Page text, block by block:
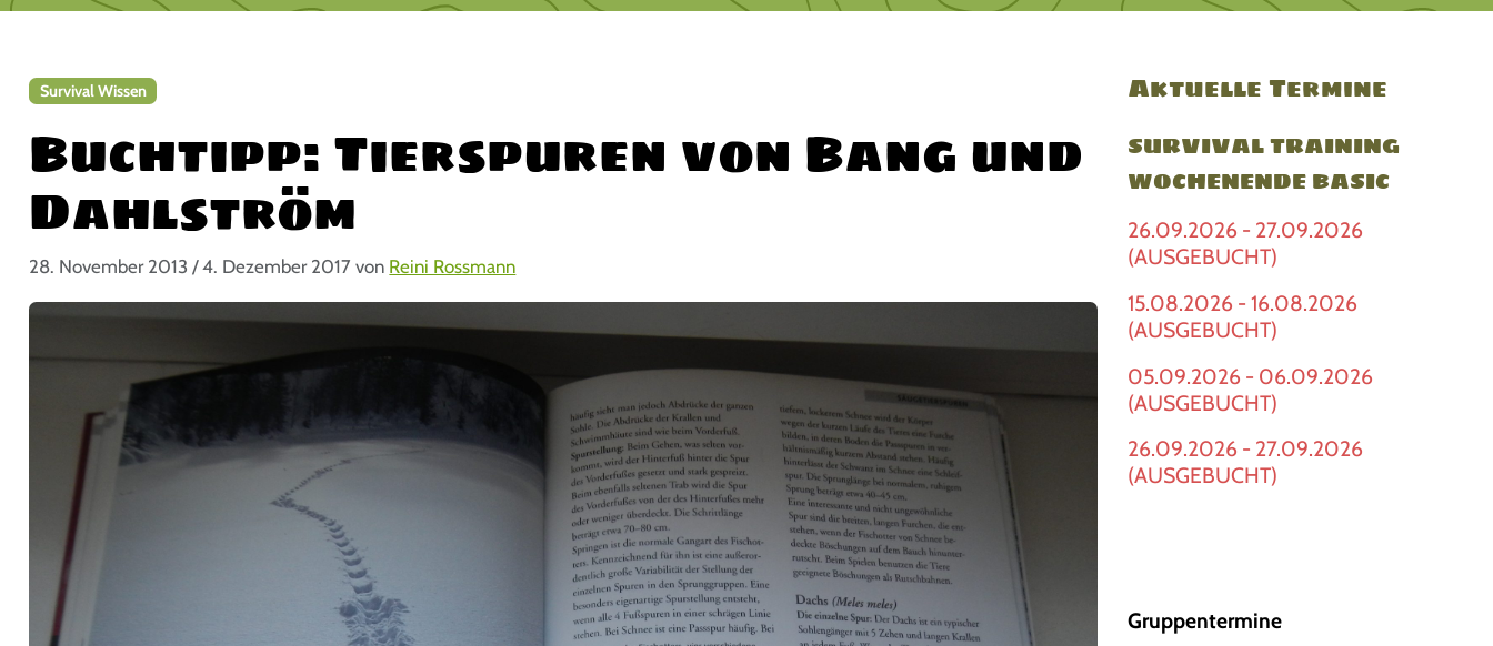
Survival Wissen
Buchtipp: Tierspuren von Bang und
Dahlström
28. November 2013 / 4. Dezember 2017 von Reini Rossmann
Aktuelle Termine
SURVIVAL TRAINING
WOCHENENDE BASIC
26.09.2026 - 27.09.2026
(AUSGEBUCHT)
15.08.2026 - 16.08.2026
(AUSGEBUCHT)
05.09.2026 - 06.09.2026
(AUSGEBUCHT)
26.09.2026 - 27.09.2026
(AUSGEBUCHT)
Gruppentermine